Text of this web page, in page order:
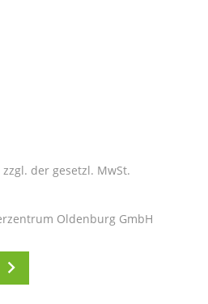
der gesetzl. MwSt.
Oldenburg GmbH